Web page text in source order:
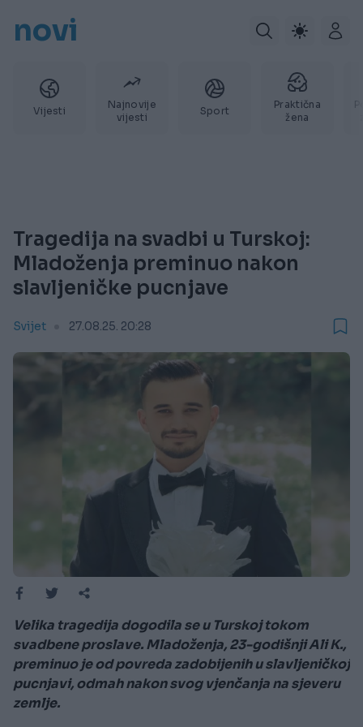
novi
Vijesti
Najnovije
vijesti
Sport
Praktična
žena
Tragedija na svadbi u Turskoj:
Mladoženja preminuo nakon
slavljeničke pucnjave
Svijet 27.08.25. 20:28
Velika tragedija dogodila se u Turskoj tokom
svadbene proslave. Mladoženja, 23-godišnji Ali K.,
preminuo je od povreda zadobijenih u slavljeničkoj
pucnjavi, odmah nakon svog vjenčanja na sjeveru
zemlje.